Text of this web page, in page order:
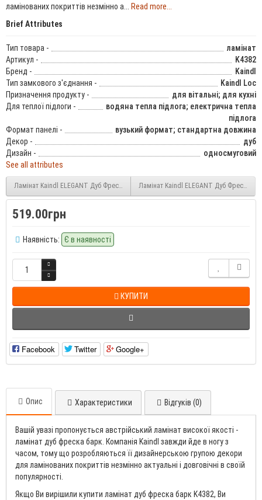
ламінованих покриттів незмінно а... Read more...
Brief Attributes
Тип товара -
ламінат
Артикул -
K4382
Бренд -
Kaindl
Тип замкового з'єднання -
Kaindl Loc
Призначення продукту -
для вітальні; для кухні
Для теплої підлоги -
водяна тепла підлога; електрична тепла
підлога
Формат панелі -
вузький формат; стандартна довжина
Декор -
дуб
Дизайн -
односмуговий
See all attributes
Ламінат Kaindl ELEGANT Дуб Фреска Лодж (Oak FRESCO LODGE K4381) 10 мм 32
Ламінат Kaindl ELEGANT Дуб Фреска
519.00грн
Наявність: Є в наявності
КУПИТИ
Facebook Twitter Google+
Опис Характеристики Відгуків (0)
Вашій увазі пропонується австрійський ламінат високої якості -
ламінат дуб фреска барк. Компанія Kaindl завжди йде в ногу з
часом, тому що розробляються її дизайнерською групою декори
для ламінованих покриттів незмінно актуальні і довговічні в своїй
популярності.
Якщо Ви вирішили купити ламінат дуб фреска барк K4382, Ви